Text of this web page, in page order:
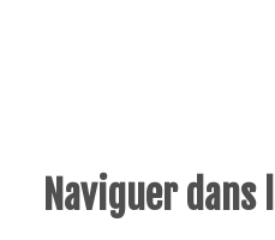
Naviguer dans